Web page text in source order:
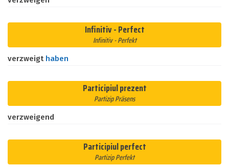
Infinitiv - Perfect
Infinitiv - Perfekt
verzweigt haben
Participiul prezent
Partizip Präsens
verzweigend
Participiul perfect
Partizip Perfekt